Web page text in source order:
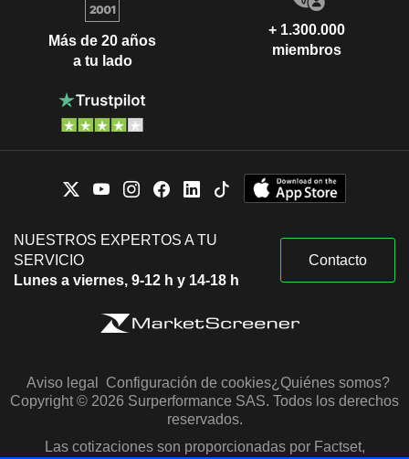
Más de 20 años
a tu lado
+ 1.300.000
miembros
NUESTROS EXPERTOS A TU
SERVICIO
Lunes a viernes, 9-12 h y 14-18 h
Contacto
Aviso legal Configuración de cookies¿Quiénes somos?
Copyright © 2026 Surperformance SAS. Todos los derechos
reservados.
Las cotizaciones son proporcionadas por Factset,